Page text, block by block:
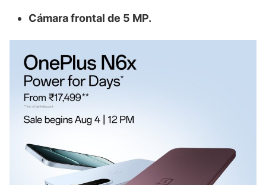
Cámara frontal de 5 MP.